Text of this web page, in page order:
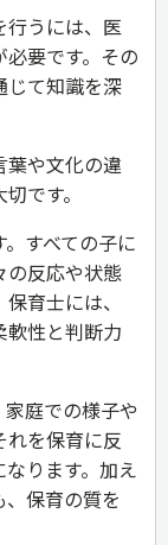
行うには、医
要です。その
じて知識を深
葉や文化の違
です。
すべての子に
の反応や状態
育士には、
軟性と判断力
庭での様子や
れを保育に反
ります。加え
保育の質を